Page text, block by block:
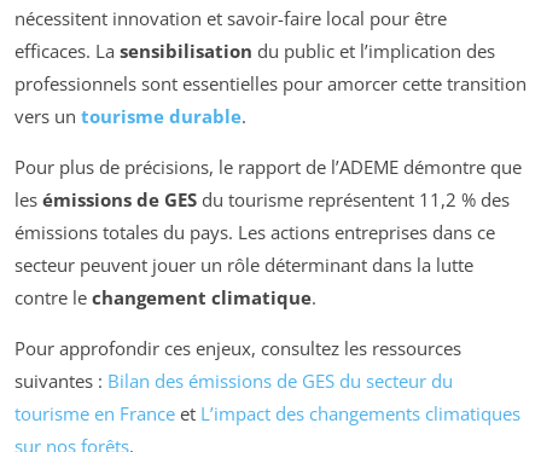
nécessitent innovation et savoir-faire local pour être
efficaces. La sensibilisation du public et l’implication des
professionnels sont essentielles pour amorcer cette transition
vers un tourisme durable.
Pour plus de précisions, le rapport de l’ADEME démontre que
les émissions de GES du tourisme représentent 11,2 % des
émissions totales du pays. Les actions entreprises dans ce
secteur peuvent jouer un rôle déterminant dans la lutte
contre le changement climatique.
Pour approfondir ces enjeux, consultez les ressources
suivantes : Bilan des émissions de GES du secteur du
tourisme en France et L’impact des changements climatiques
sur nos forêts.